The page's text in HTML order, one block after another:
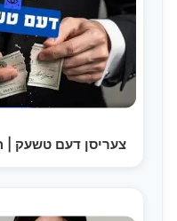
צעריסן דעם טשעק |